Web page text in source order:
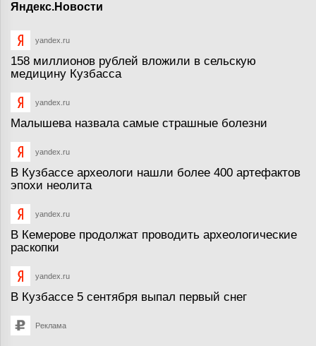
Яндекс.Новости
yandex.ru
158 миллионов рублей вложили в сельскую
медицину Кузбасса
yandex.ru
Малышева назвала самые страшные болезни
yandex.ru
В Кузбассе археологи нашли более 400 артефактов
эпохи неолита
yandex.ru
В Кемерове продолжат проводить археологические
раскопки
yandex.ru
В Кузбассе 5 сентября выпал первый снег
Реклама